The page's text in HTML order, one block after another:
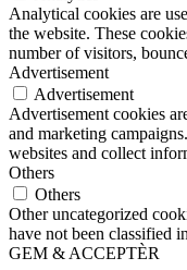
Analytical cookies are
the website. These
number of visitors,
Advertisement
Advertisement
Advertisement cookies
and marketing
websites and collect
Others
Others
Other uncategorized
have not been classified
GEM & ACCEPTÈR